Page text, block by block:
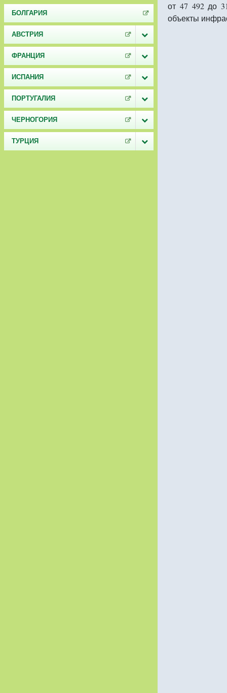
БОЛГАРИЯ
АВСТРИЯ
ФРАНЦИЯ
ИСПАНИЯ
ПОРТУГАЛИЯ
ЧЕРНОГОРИЯ
ТУРЦИЯ
от 47 492 до
объекты